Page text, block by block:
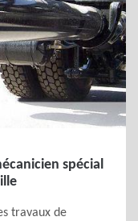
spécial
travaux de